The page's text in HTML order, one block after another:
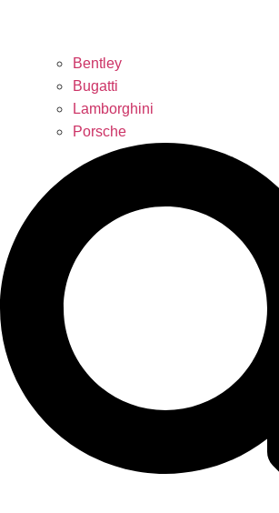
Bentley
Bugatti
Lamborghini
Porsche